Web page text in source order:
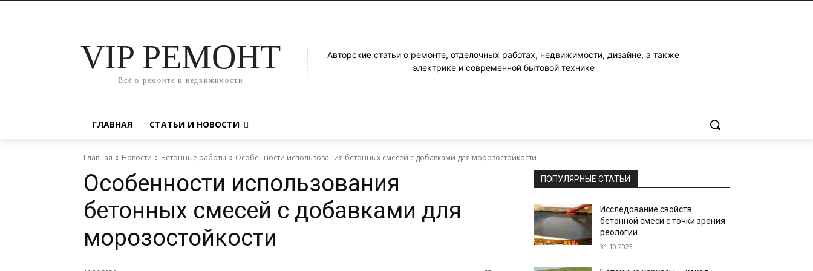
VIP РЕМОНТ
Всё о ремонте и недвижимости
Авторские статьи о ремонте, отделочных работах, недвижимости, дизайне, а также
электрике и современной бытовой технике
ГЛАВНАЯ СТАТЬИ И НОВОСТИ
Главная Новости Бетонные работы Особенности использования бетонных смесей с добавками для морозостойкости
Особенности использования
бетонных смесей с добавками для
морозостойкости
ПОПУЛЯРНЫЕ СТАТЬИ
Исследование свойств
бетонной смеси с точки зрения
реологии.
31.10.2023